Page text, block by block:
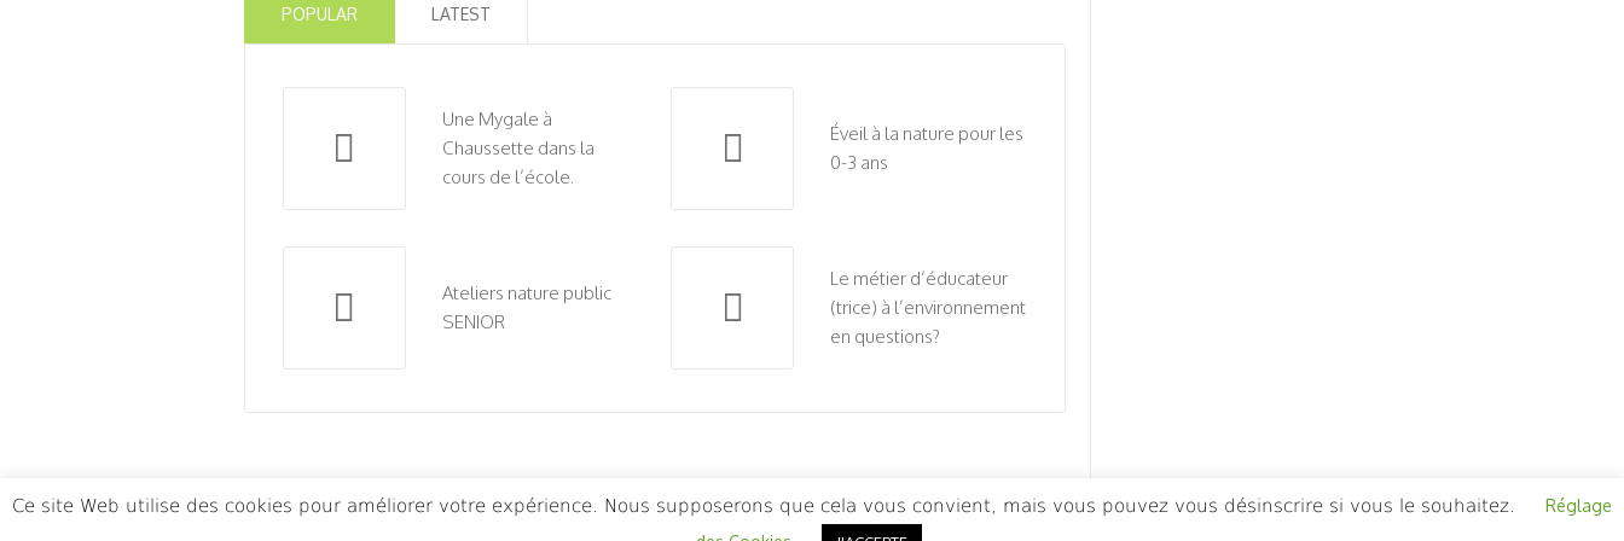
POPULAR LATEST
Une Mygale à
Chaussette dans la
cours de l’école.
Éveil à la nature pour les
0-3 ans
Ateliers nature public
SENIOR
Le métier d’éducateur
(trice) à l’environnement
en questions?
Ce site Web utilise des cookies pour améliorer votre expérience. Nous supposerons que cela vous convient, mais vous pouvez vous désinscrire si vous le souhaitez.
Réglage